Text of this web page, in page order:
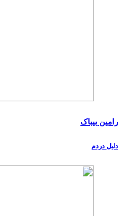
رامین بیباک
دلیل دردم